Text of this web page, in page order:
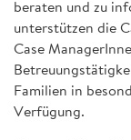
beraten und zu
unterstützen die
Case
Familien in
Verfügung.